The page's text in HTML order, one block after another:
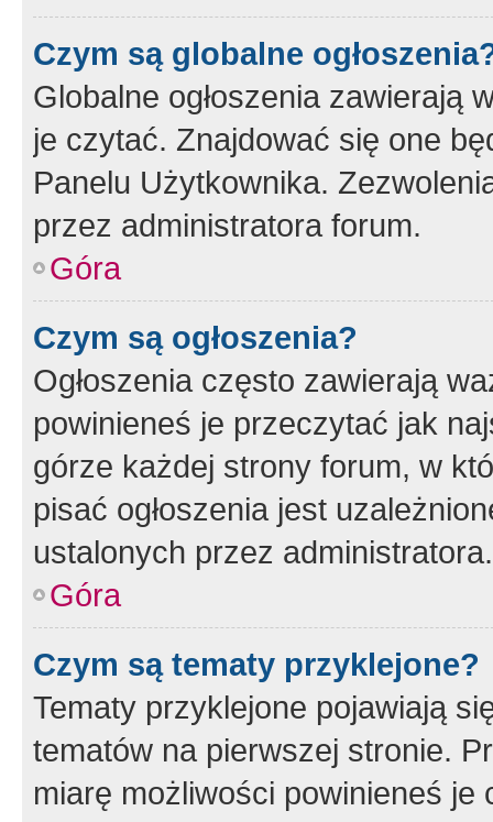
Czym są globalne
Globalne ogłoszenia zawierają
je czytać. Znajdować się one
Panelu Użytkownika.
przez administratora forum.
Góra
Czym są ogłoszenia?
Ogłoszenia często zawierają
powinieneś je przeczytać jak
górze każdej strony forum, w
pisać ogłoszenia jest
ustalonych przez administratora.
Góra
Czym są tematy przyklejone?
Tematy przyklejone pojawiają
tematów na pierwszej stronie.
miarę możliwości powinieneś je